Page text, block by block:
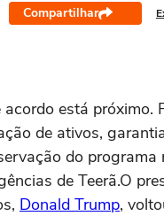
Compartilhar
está próximo.
de ativos,
do programa
de Teerã.O
Donald Trump,